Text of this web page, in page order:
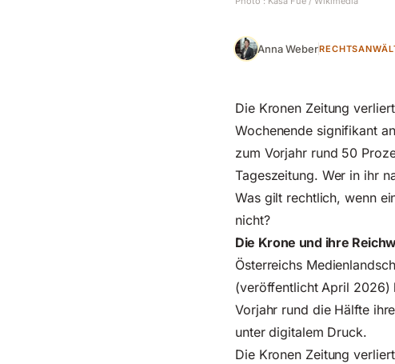
Anna Weber
Die Kronen Zeitung
Wochenende signifikant
zum Vorjahr rund 50
Tageszeitung. Wer in ihr
Was gilt rechtlich, wenn
nicht?
Die Krone und ihre
Österreichs
(veröffentlicht April 2026)
Vorjahr rund die Hälfte
unter digitalem Druck.
Die Kronen Zeitung